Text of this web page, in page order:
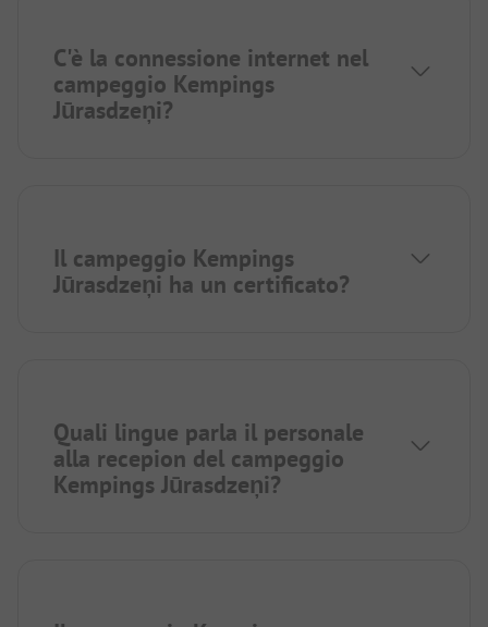
C'è la connessione internet nel
campeggio Kempings
Jūrasdzeņi?
Il campeggio Kempings
Jūrasdzeņi ha un certificato?
Quali lingue parla il personale
alla recepion del campeggio
Kempings Jūrasdzeņi?